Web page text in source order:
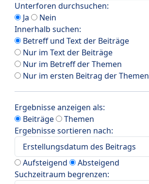
Unterforen durchsuchen:
Ja
Nein
Innerhalb suchen:
Betreff und Text der Beiträge
Nur im Text der Beiträge
Nur im Betreff der Themen
Nur im ersten Beitrag der Themen
Ergebnisse anzeigen als:
Beiträge
Themen
Ergebnisse sortieren nach:
Aufsteigend
Absteigend
Suchzeitraum begrenzen: